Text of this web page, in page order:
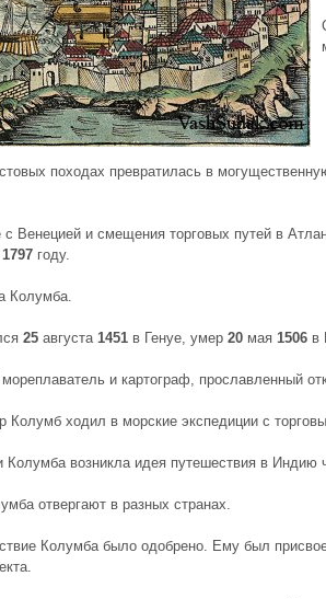
походах превратилась в
с Венецией и смещения торговых путей в
1797 году.
Колумба.
25 августа 1451 в Генуе, умер 20 мая 1506 в
и картограф, прославленный
Колумб ходил в морские экспедиции с
Колумба возникла идея путешествия в Индию
отвергают в разных странах.
Колумба было одобрено. Ему был